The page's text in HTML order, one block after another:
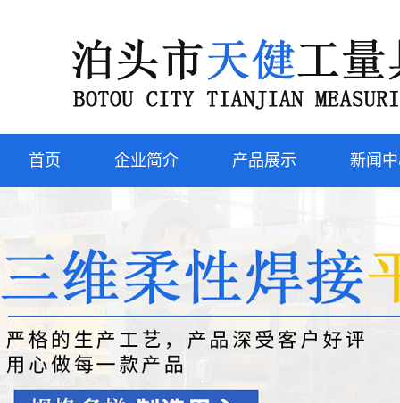
首页 企业简介 产品展示 新闻